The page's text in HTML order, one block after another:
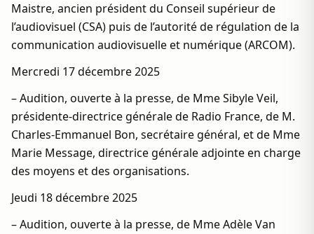
Maistre, ancien président du Conseil supérieur de
l’audiovisuel (CSA) puis de l’autorité de régulation de la
communication audiovisuelle et numérique (ARCOM).
Mercredi 17 décembre 2025
– Audition, ouverte à la presse, de Mme Sibyle Veil,
présidente-directrice générale de Radio France, de M.
Charles-Emmanuel Bon, secrétaire général, et de Mme
Marie Message, directrice générale adjointe en charge
des moyens et des organisations.
Jeudi 18 décembre 2025
– Audition, ouverte à la presse, de Mme Adèle Van